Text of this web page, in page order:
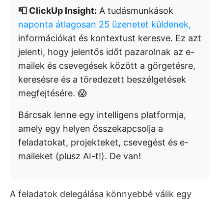
📮 ClickUp Insight: A tudásmunkások
naponta átlagosan 25 üzenetet küldenek,
információkat és kontextust keresve. Ez azt
jelenti, hogy jelentős időt pazarolnak az e-
mailek és csevegések között a görgetésre,
keresésre és a töredezett beszélgetések
megfejtésére. 😱
Bárcsak lenne egy intelligens platformja,
amely egy helyen összekapcsolja a
feladatokat, projekteket, csevegést és e-
maileket (plusz AI-t!). De van!
A feladatok delegálása könnyebbé válik egy